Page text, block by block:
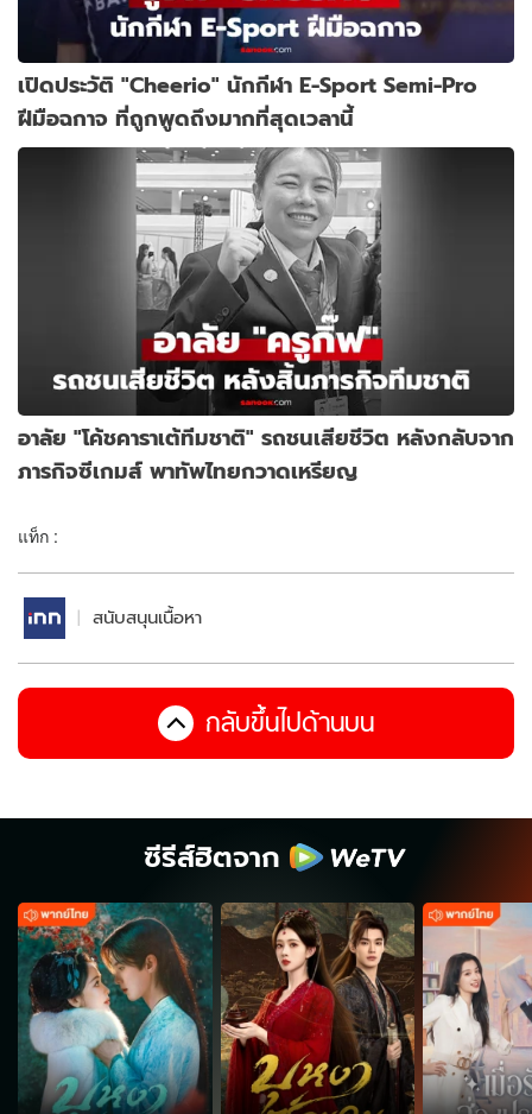
เปิดประวัติ "Cheerio" นักกีฬา E-Sport Semi-Pro
ฝีมือฉกาจ ที่ถูกพูดถึงมากที่สุดเวลานี้
อาลัย "โค้ชคาราเต้ทีมชาติ" รถชนเสียชีวิต หลังกลับจาก
ภารกิจซีเกมส์ พาทัพไทยกวาดเหรียญ
แท็ก :
สนับสนุนเนื้อหา
กลับขึ้นไปด้านบน
ซีรีส์ฮิตจาก